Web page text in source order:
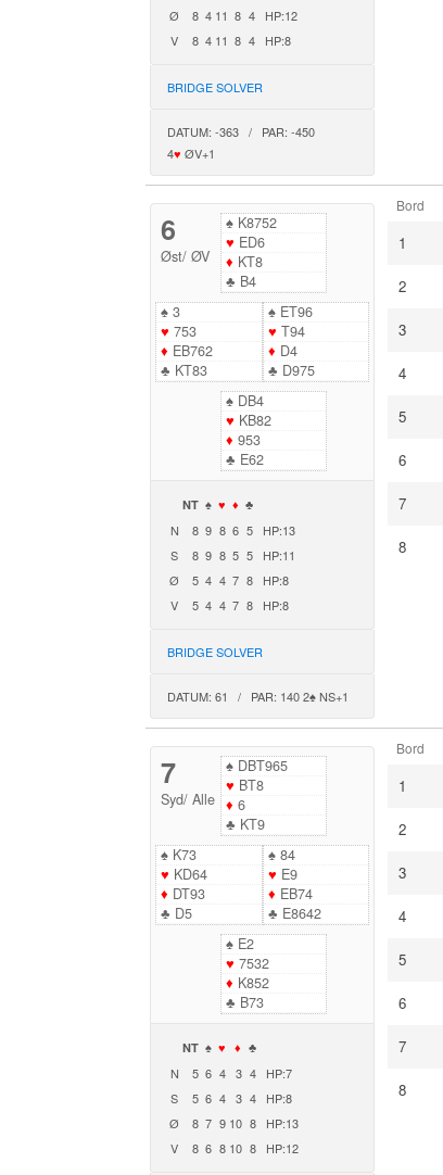
Ø
8 4 11 8 4
HP:12
V
8 4 11 8 4 HP:8
BRIDGE SOLVER
DATUM: -363 / PAR: -450
4♥ ØV+1
6
Øst/ØV
♠K8752
♥ ED6
♦ KT8
♣ B4
♠ 3
♥ 753
♦ EB762
♣ KT83
♠ET96
♥ T94
♦ D4
♣ D975
♠DB4
♥ KB82
♦ 953
♣ E62
NT ♠ ♥ ♦ ♣
N 8 9 8 6 5
HP:13
S
8 9 8 5 5
HP:11
Ø
5 4 4 7 8
HP:8
V
5 4 4 7 8 HP:8
BRIDGE SOLVER
DATUM: 61 / PAR: 140 2♠ NS+1
Bord
1
2
3
4
5
6
7
8
7
Syd/Alle
♠DBT965
♥ BT8
♦ 6
♣ KT9
♠ K73
♥ KD64
♦ DT93
♣ D5
♠84
♥ E9
♦ EB74
♣ E8642
♠E2
♥ 7532
♦ K852
♣ B73
NT ♠ ♥ ♦ ♣
N 5 6 4 3 4
HP:7
S
5 6 4 3 4
HP:8
Ø
8 7 9 10 8
HP:13
V
8 6 8 10 8 HP:12
Bord
1
2
3
4
5
6
7
8